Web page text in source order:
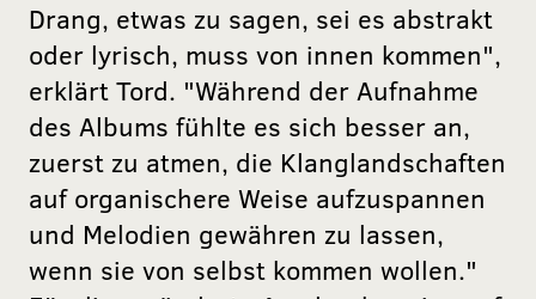
Drang, etwas zu sagen, sei es abstrakt
oder lyrisch, muss von innen kommen",
erklärt Tord. "Während der Aufnahme
des Albums fühlte es sich besser an,
zuerst zu atmen, die Klanglandschaften
auf organischere Weise aufzuspannen
und Melodien gewähren zu lassen,
wenn sie von selbst kommen wollen."